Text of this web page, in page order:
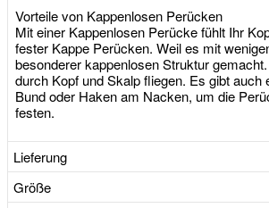
Vorteile von Kappenlosen Perücken
Mit einer Kappenlosen Perücke fühlt Ihr
fester Kappe Perücken. Weil es mit
besonderer kappenlosen Struktur
durch Kopf und Skalp fliegen. Es gibt auch
Bund oder Haken am Nacken, um die
festen.
Lieferung
Größe